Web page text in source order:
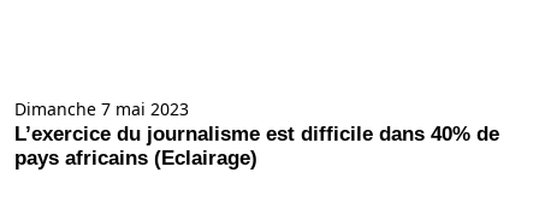
Dimanche 7 mai 2023
L’exercice du journalisme est difficile dans 40% de
pays africains (Eclairage)